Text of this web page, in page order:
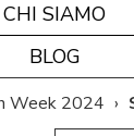
CHI SIAMO
BLOG
Week 2024 ›